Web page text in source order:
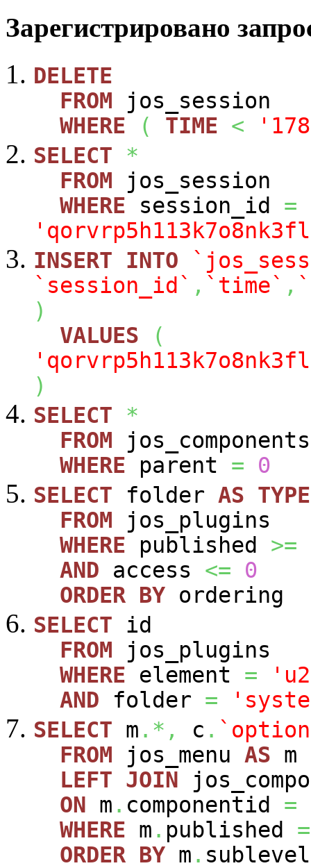
Зарегистрировано
DELETE
FROM jos_session
WHERE
( TIME <
SELECT
*
FROM jos_session
WHERE session_id =
INSERT
INTO
`session_id` , `time` ,
)
VALUES
(
)
SELECT
*
FROM jos_components
WHERE parent =
0
SELECT folder AS TYPE
FROM jos_plugins
WHERE published >=
AND access <=
0
ORDER BY ordering
SELECT id
FROM jos_plugins
WHERE element =
AND folder =
SELECT m .*, c .
FROM jos_menu AS m
LEFT JOIN
ON m . componentid =
WHERE m . published =
ORDER BY m . sublevel